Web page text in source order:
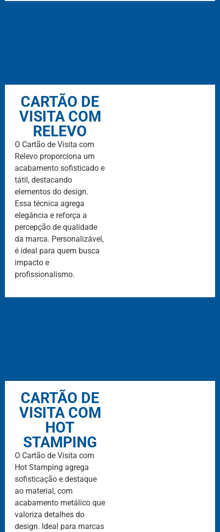
CARTÃO DE
VISITA COM
RELEVO
O Cartão de Visita com
Relevo proporciona um
acabamento sofisticado e
tátil, destacando
elementos do design.
Essa técnica agrega
elegância e reforça a
percepção de qualidade
da marca. Personalizável,
é ideal para quem busca
impacto e
profissionalismo.
CARTÃO DE
VISITA COM
HOT
STAMPING
O Cartão de Visita com
Hot Stamping agrega
sofisticação e destaque
ao material, com
acabamento metálico que
valoriza detalhes do
design. Ideal para marcas